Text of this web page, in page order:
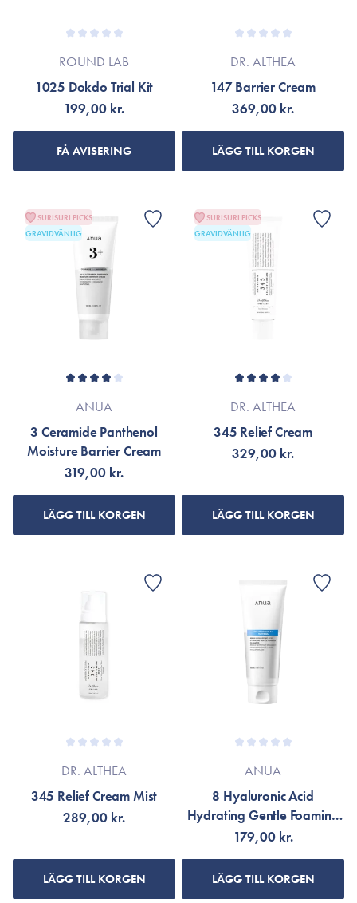
ROUND LAB
1025 Dokdo Trial Kit
199,00 kr.
FÅ AVISERING
DR. ALTHEA
147 Barrier Cream
369,00 kr.
LÄGG TILL KORGEN
SURISURI PICKS
GRAVIDVÄNLIG
ANUA
3 Ceramide Panthenol
Moisture Barrier Cream
319,00 kr.
LÄGG TILL KORGEN
SURISURI PICKS
GRAVIDVÄNLIG
DR. ALTHEA
345 Relief Cream
329,00 kr.
LÄGG TILL KORGEN
DR. ALTHEA
345 Relief Cream Mist
289,00 kr.
LÄGG TILL KORGEN
ANUA
8 Hyaluronic Acid
Hydrating Gentle Foaming
Cleanser
179,00 kr.
LÄGG TILL KORGEN